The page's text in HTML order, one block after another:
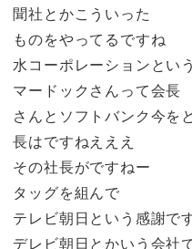
聞社とかこういった
ものをやってるですね
水コーポレーションとい
マードックさんって会長
さんとソフトバンク今を
長はですねえええ
その社長がですねー
タッグを組んで
テレビ朝日という感謝で
デレビ朝日とかいう会社